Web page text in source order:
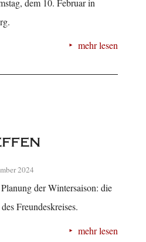
dem 10. Februar in
mehr lesen
2024
der Wintersaison: die
Freundeskreises.
mehr lesen